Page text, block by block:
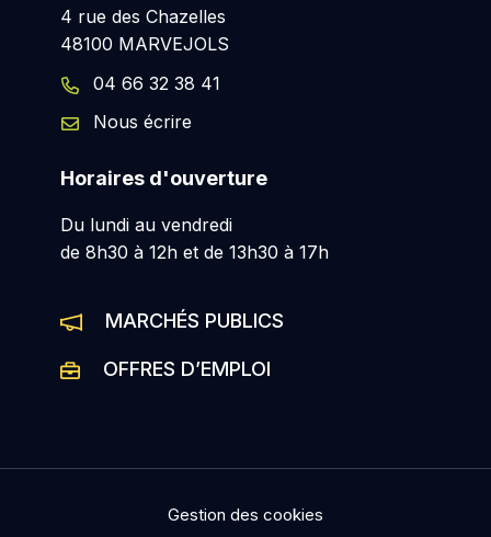
4 rue des Chazelles
48100 MARVEJOLS
04 66 32 38 41
Nous écrire
Horaires d'ouverture
Du lundi au vendredi
de 8h30 à 12h et de 13h30 à 17h
MARCHÉS PUBLICS
OFFRES D’EMPLOI
Gestion des cookies